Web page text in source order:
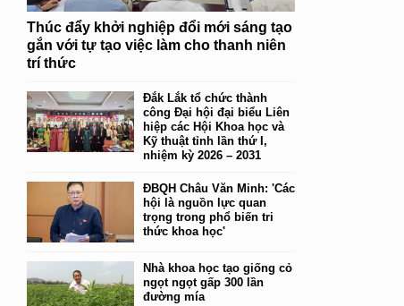
Thúc đẩy khởi nghiệp đổi mới sáng tạo
gắn với tự tạo việc làm cho thanh niên
trí thức
Đắk Lắk tổ chức thành
công Đại hội đại biểu Liên
hiệp các Hội Khoa học và
Kỹ thuật tỉnh lần thứ I,
nhiệm kỳ 2026 – 2031
ĐBQH Châu Văn Minh: 'Các
hội là nguồn lực quan
trọng trong phổ biến tri
thức khoa học'
Nhà khoa học tạo giống cỏ
ngọt ngọt gấp 300 lần
đường mía